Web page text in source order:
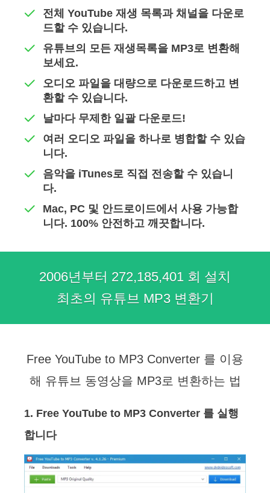
전체 YouTube 재생 목록과 채널을 다운로
드할 수 있습니다.
유튜브의 모든 재생목록을 MP3로 변환해
보세요.
오디오 파일을 대량으로 다운로드하고 변
환할 수 있습니다.
날마다 무제한 일괄 다운로드!
여러 오디오 파일을 하나로 병합할 수 있습
니다.
음악을 iTunes로 직접 전송할 수 있습니
다.
Mac, PC 및 안드로이드에서 사용 가능합
니다. 100% 안전하고 깨끗합니다.
2006년부터 272,185,401 회 설치
최초의 유튜브 MP3 변환기
Free YouTube to MP3 Converter 를 이용
해 유튜브 동영상을 MP3로 변환하는 법
1. Free YouTube to MP3 Converter 를 실행
합니다